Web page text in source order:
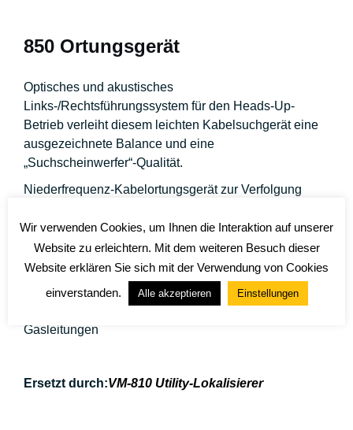
850 Ortungsgerät
Optisches und akustisches
Links-/Rechtsführungssystem für den Heads-Up-
Betrieb verleiht diesem leichten Kabelsuchgerät eine
ausgezeichnete Balance und eine
„Suchscheinwerfer“-Qualität.
Niederfrequenz-Kabelortungsgerät zur Verfolgung
Die niedrigere Tonfrequenz verhindert, dass das
Signal auf benachbarte Leitungen überspringt. 9,8 kHz
Hochleistungssender.
Isoliert einzelne Leitungen in einem überlasteten
Gasleitungen
Ersetzt durch:VM-810 Utility-Lokalisierer
Wir verwenden Cookies, um Ihnen die Interaktion auf unserer
Website zu erleichtern. Mit dem weiteren Besuch dieser
Website erklären Sie sich mit der Verwendung von Cookies
einverstanden.
Alle akzeptieren Einstellungen